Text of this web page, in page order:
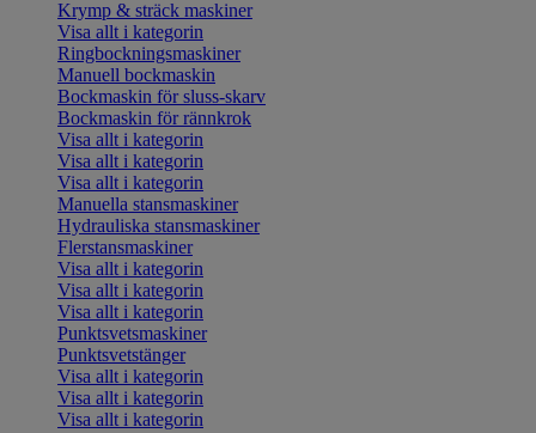
Krymp & sträck maskiner
Visa allt i kategorin
Ringbockningsmaskiner
Manuell bockmaskin
Bockmaskin för sluss-skarv
Bockmaskin för rännkrok
Visa allt i kategorin
Visa allt i kategorin
Visa allt i kategorin
Manuella stansmaskiner
Hydrauliska stansmaskiner
Flerstansmaskiner
Visa allt i kategorin
Visa allt i kategorin
Visa allt i kategorin
Punktsvetsmaskiner
Punktsvetstänger
Visa allt i kategorin
Visa allt i kategorin
Visa allt i kategorin